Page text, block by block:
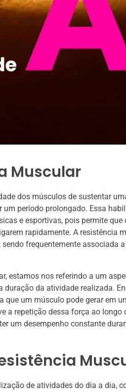
Muscular
dos músculos de sustentar
período prolongado. Essa
e esportivas, pois permite que
rapidamente. A resistência
frequentemente associada
estamos nos referindo a um
duração da atividade realizada.
que um músculo pode gerar em
a repetição dessa força ao longo
um desempenho constante
de atividades do dia a dia,